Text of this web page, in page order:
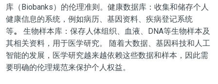
库（Biobanks）的伦理准则。健康数据库：收集和储存个人
健康信息的系统，例如病历、基因资料、疾病登记系统
等。
生物样本库：保存人体组织、血液、DNA等生物样本及
其相关资料，用于医学研究。 随着大数据、基因科技和人工
智能的发展，医学研究越来越依赖这些数据和样本，因此需
要明确的伦理规范来保护个人权益。